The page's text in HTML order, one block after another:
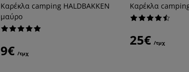
Καρέκλα camping HALDBAKKEN
μαύρο
9€ /τμχ
Καρέκλα
25€ /τμχ